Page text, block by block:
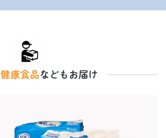
健康食品などもお届け